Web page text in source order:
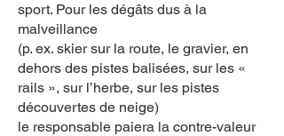
sport. Pour les dégâts dus à la
malveillance
(p. ex. skier sur la route, le gravier, en
dehors des pistes balisées, sur les «
rails », sur l’herbe, sur les pistes
découvertes de neige)
le responsable paiera la contre-valeur